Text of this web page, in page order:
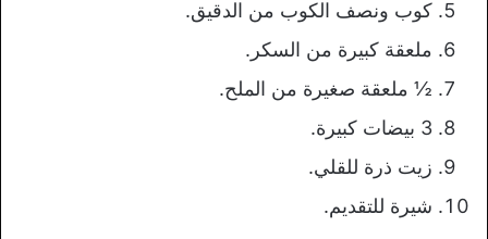
كوب ونصف الكوب من الدقيق.
ملعقة كبيرة من السكر.
½ ملعقة صغيرة من الملح.
3 بيضات كبيرة.
زيت ذرة للقلي.
شيرة للتقديم.